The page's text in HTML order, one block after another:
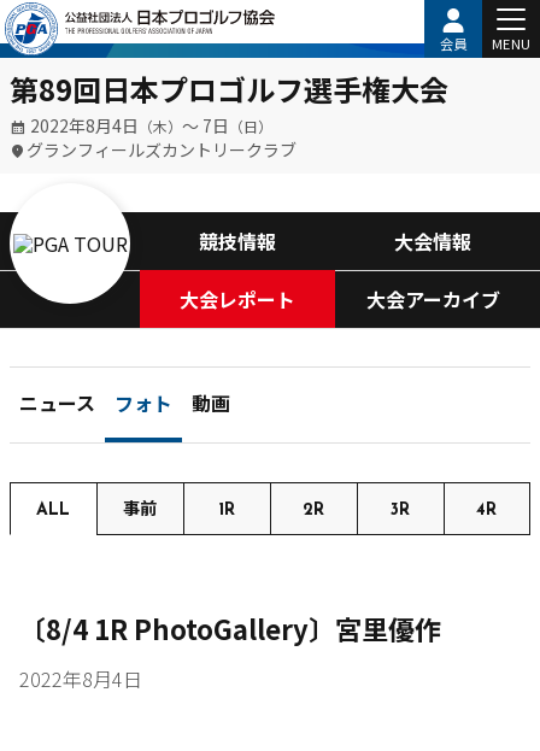
会員 MENU
第89回日本プロゴルフ選手権大会
2022年8月4日 （木） 〜 7日 （日）
グランフィールズカントリークラブ
競技情報
大会情報
大会レポート
大会アーカイブ
ニュース フォト 動画
ALL 事前 1R 2R 3R 4R
〔8/4 1R PhotoGallery〕宮里優作
2022年8月4日